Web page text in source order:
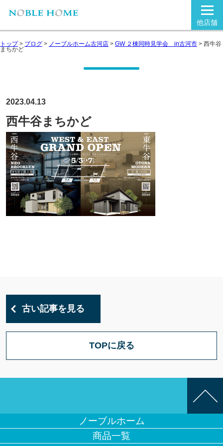
他店舗
トップ> ブログ > ノーブルホーム古河店 > GW ２棟同時見学会 in古河市 > 西牛谷
まちかど
2023.04.13
西牛谷まちかど
古い記事を見る
TOPに戻る
ノーブルホーム
商品一覧